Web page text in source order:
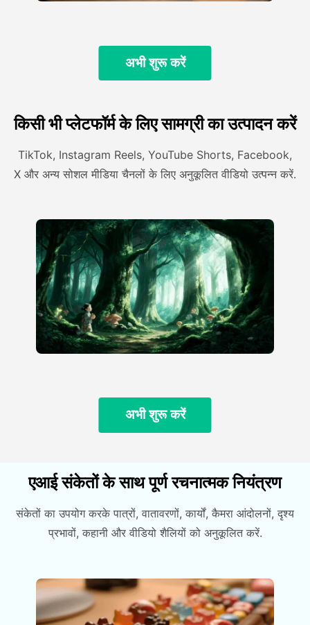
अभी शुरू करें
किसी भी प्लेटफॉर्म के लिए सामग्री का उत्पादन करें
TikTok, Instagram Reels, YouTube Shorts, Facebook,
X और अन्य सोशल मीडिया चैनलों के लिए अनुकूलित वीडियो उत्पन्न करें.
अभी शुरू करें
एआई संकेतों के साथ पूर्ण रचनात्मक नियंत्रण
संकेतों का उपयोग करके पात्रों, वातावरणों, कार्यों, कैमरा आंदोलनों, दृश्य
प्रभावों, कहानी और वीडियो शैलियों को अनुकूलित करें.